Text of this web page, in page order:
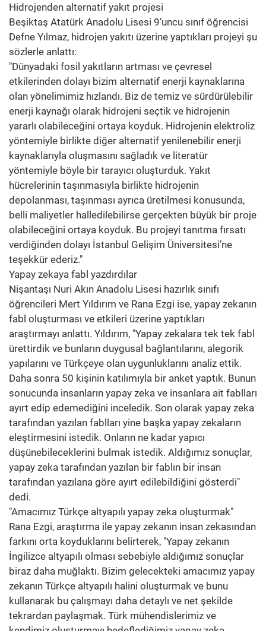
Hidrojenden alternatif yakıt projesi
Beşiktaş Atatürk Anadolu Lisesi 9’uncu sınıf öğrencisi
Defne Yılmaz, hidrojen yakıtı üzerine yaptıkları projeyi şu
sözlerle anlattı:
"Dünyadaki fosil yakıtların artması ve çevresel
etkilerinden dolayı bizim alternatif enerji kaynaklarına
olan yönelimimiz hızlandı. Biz de temiz ve sürdürülebilir
enerji kaynağı olarak hidrojeni seçtik ve hidrojenin
yararlı olabileceğini ortaya koyduk. Hidrojenin elektroliz
yöntemiyle birlikte diğer alternatif yenilenebilir enerji
kaynaklarıyla oluşmasını sağladık ve literatür
yöntemiyle böyle bir tarayıcı oluşturduk. Yakıt
hücrelerinin taşınmasıyla birlikte hidrojenin
depolanması, taşınması ayrıca üretilmesi konusunda,
belli maliyetler halledilebilirse gerçekten büyük bir proje
olabileceğini ortaya koyduk. Bu projeyi tanıtma fırsatı
verdiğinden dolayı İstanbul Gelişim Üniversitesi’ne
teşekkür ederiz."
Yapay zekaya fabl yazdırdılar
Nişantaşı Nuri Akın Anadolu Lisesi hazırlık sınıfı
öğrencileri Mert Yıldırım ve Rana Ezgi ise, yapay zekanın
fabl oluşturması ve etkileri üzerine yaptıkları
araştırmayı anlattı. Yıldırım, "Yapay zekalara tek tek fabl
ürettirdik ve bunların duygusal bağlantılarını, alegorik
yapılarını ve Türkçeye olan uygunluklarını analiz ettik.
Daha sonra 50 kişinin katılımıyla bir anket yaptık. Bunun
sonucunda insanların yapay zeka ve insanlara ait fablları
ayırt edip edemediğini inceledik. Son olarak yapay zeka
tarafından yazılan fablları yine başka yapay zekaların
eleştirmesini istedik. Onların ne kadar yapıcı
düşünebileceklerini bulmak istedik. Aldığımız sonuçlar,
yapay zeka tarafından yazılan bir fablın bir insan
tarafından yazılana göre ayırt edilebildiğini gösterdi"
dedi.
"Amacımız Türkçe altyapılı yapay zeka oluşturmak"
Rana Ezgi, araştırma ile yapay zekanın insan zekasından
farkını orta koyduklarını belirterek, "Yapay zekanın
İngilizce altyapılı olması sebebiyle aldığımız sonuçlar
biraz daha muğlaktı. Bizim gelecekteki amacımız yapay
zekanın Türkçe altyapılı halini oluşturmak ve bunu
kullanarak bu çalışmayı daha detaylı ve net şekilde
tekrardan paylaşmak. Türk mühendislerimiz ve